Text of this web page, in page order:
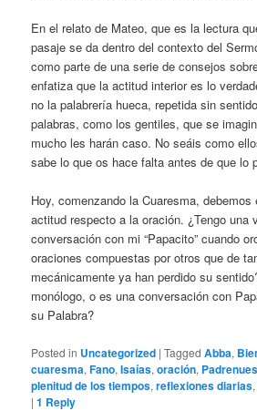
En el relato de Mateo, que es la lectura
pasaje se da dentro del contexto del
como parte de una serie de consejos
enfatiza que la actitud interior es lo
no la palabrería hueca, repetida sin
palabras, como los gentiles, que se
mucho les harán caso. No seáis como
sabe lo que os hace falta antes de que lo
Hoy, comenzando la Cuaresma, debemos
actitud respecto a la oración. ¿Tengo una
conversación con mi “Papacito” cuando
oraciones compuestas por otros que de
mecánicamente ya han perdido su
monólogo, o es una conversación con
su Palabra?
Posted in Uncategorized |Tagged Abba,
cuaresma,Fano,Isaías,oración,
plenitud de los tiempos,reflexiones diarias
|1 Reply